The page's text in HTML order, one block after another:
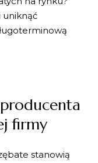
uniknąć
firmy
stanowią